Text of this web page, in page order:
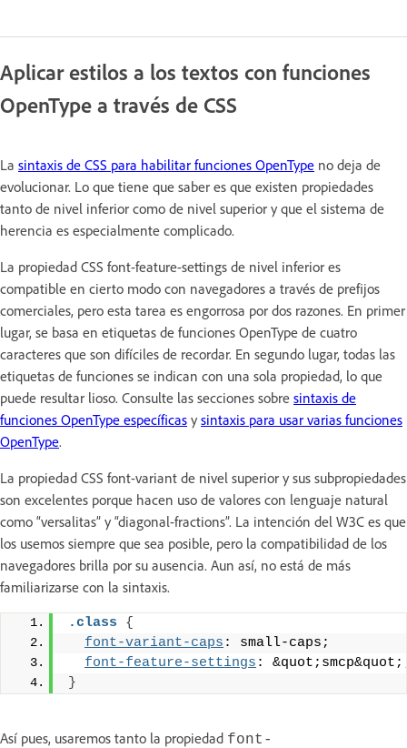
Aplicar estilos a los textos con funciones
OpenType a través de CSS
La sintaxis de CSS para habilitar funciones OpenType no deja de
evolucionar. Lo que tiene que saber es que existen propiedades
tanto de nivel inferior como de nivel superior y que el sistema de
herencia es especialmente complicado.
La propiedad CSS font-feature-settings de nivel inferior es
compatible en cierto modo con navegadores a través de prefijos
comerciales, pero esta tarea es engorrosa por dos razones. En primer
lugar, se basa en etiquetas de funciones OpenType de cuatro
caracteres que son difíciles de recordar. En segundo lugar, todas las
etiquetas de funciones se indican con una sola propiedad, lo que
puede resultar lioso. Consulte las secciones sobre sintaxis de
funciones OpenType específicas y sintaxis para usar varias funciones
OpenType.
La propiedad CSS font-variant de nivel superior y sus subpropiedades
son excelentes porque hacen uso de valores con lenguaje natural
como “versalitas” y “diagonal-fractions”. La intención del W3C es que
los usemos siempre que sea posible, pero la compatibilidad de los
navegadores brilla por su ausencia. Aun así, no está de más
familiarizarse con la sintaxis.
.class
{
font-variant-caps : small-caps;
font-feature-settings :
}
Así pues, usaremos tanto la propiedad font-